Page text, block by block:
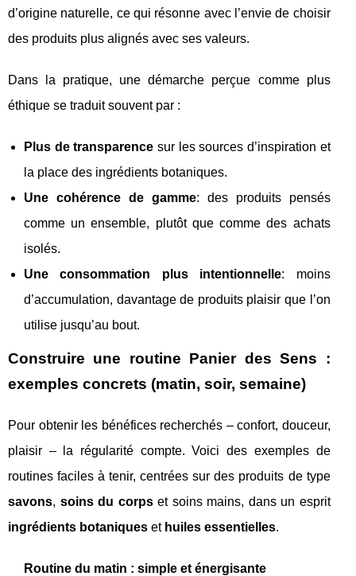
d’origine naturelle, ce qui résonne avec l’envie de choisir
des produits plus alignés avec ses valeurs.
Dans la pratique, une démarche perçue comme plus
éthique se traduit souvent par :
Plus de transparence sur les sources d’inspiration et
la place des ingrédients botaniques.
Une cohérence de gamme: des produits pensés
comme un ensemble, plutôt que comme des achats
isolés.
Une consommation plus intentionnelle: moins
d’accumulation, davantage de produits plaisir que l’on
utilise jusqu’au bout.
Construire une routine Panier des Sens :
exemples concrets (matin, soir, semaine)
Pour obtenir les bénéfices recherchés – confort, douceur,
plaisir – la régularité compte. Voici des exemples de
routines faciles à tenir, centrées sur des produits de type
savons, soins du corpset soins mains, dans un esprit
ingrédients botaniques et huiles essentielles.
Routine du matin : simple et énergisante